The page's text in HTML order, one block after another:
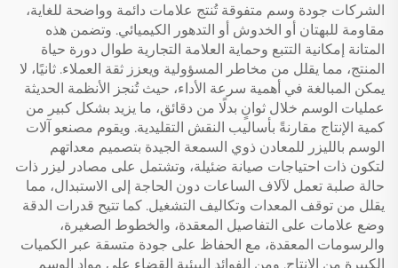
الشركات جودة وسم متفوقة تُنتج علامات دائمة وواضحة للغاية،
مقاومة للبهتان أو الخدوش أو التدهور الكيميائي. وتضمن هذه
المتانة إمكانية التتبع وحماية العلامة التجارية طوال دورة حياة
المنتج، مما يقلل من مخاطر المسؤولية ويعزز ثقة العملاء. ثانيًا، لا
يمكن المبالغة في أهمية سرعة الأداء، حيث تُنجز الأنظمة الحديثة
عمليات الوسم خلال ثوانٍ بدلًا من دقائق، ما يزيد بشكل كبير من
كمية الإنتاج مقارنةً بأساليب النقش التقليدية. ويقوم مصنعو آلات
الوسم بالليزر للمعادن ذوي السمعة الجيدة بتصميم معداتهم
لتكون ذات احتياجات صيانة ضئيلة، وتشتمل على مصادر ليزر ذات
حالة صلبة تعمل لآلاف الساعات دون الحاجة إلى الاستبدال، مما
يقلل من توقف المعدات وتكاليف التشغيل. كما تتيح قدرات الدقة
وضع علامات على التفاصيل المعقدة، والخطوط الصغيرة،
والرسومات المعقدة، مع الحفاظ على جودة متسقة عبر الكميات
الكبيرة من الإنتاج. ومن الفوائد البيئية القضاء على مواد الوسم